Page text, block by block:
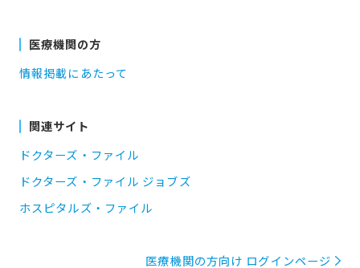
医療機関の方
情報掲載にあたって
関連サイト
ドクターズ・ファイル
ドクターズ・ファイル ジョブズ
ホスピタルズ・ファイル
医療機関の方向け ログインページ